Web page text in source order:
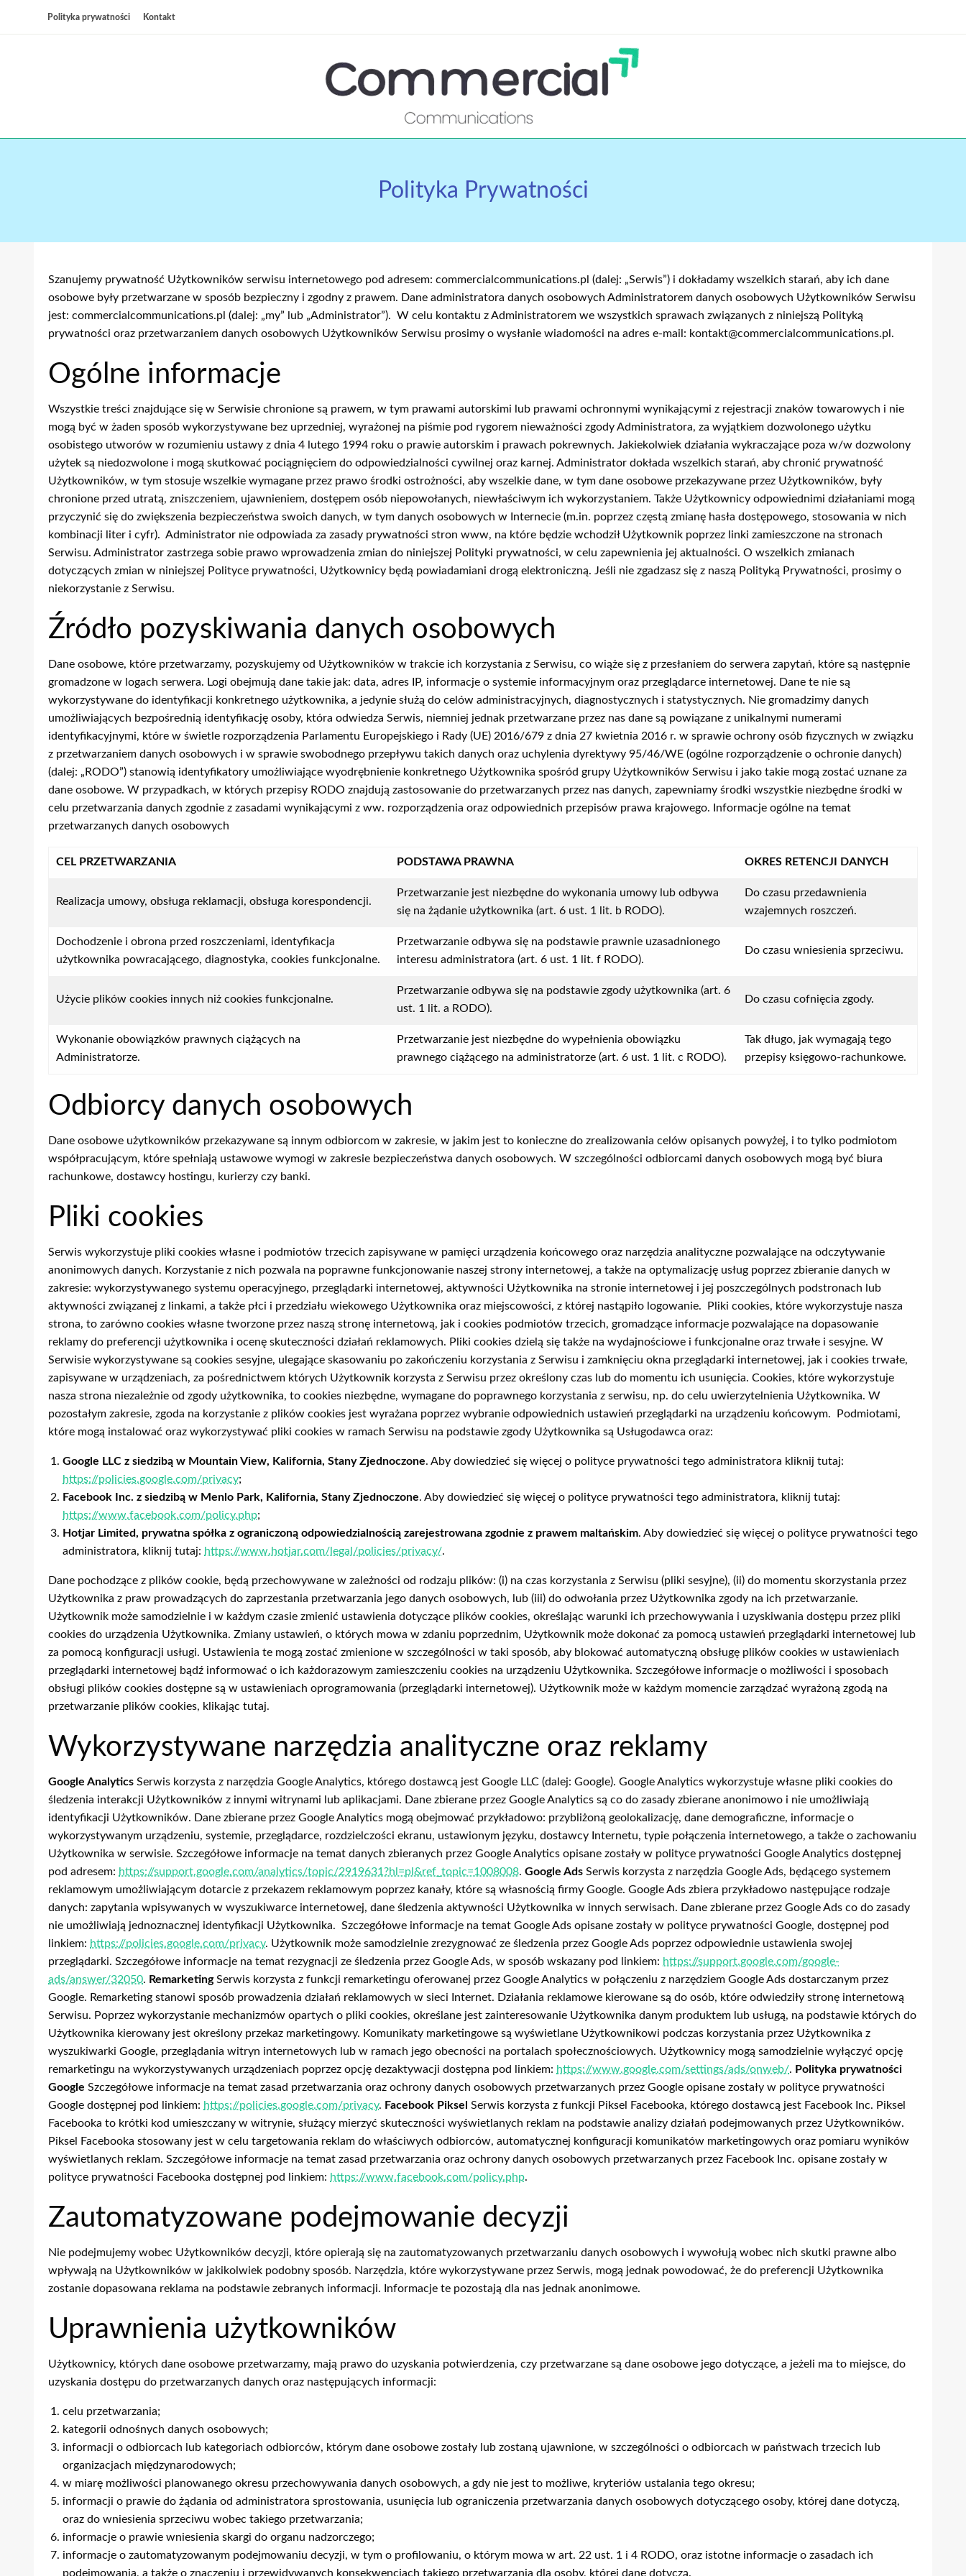
Polityka prywatności Kontakt
Wszystko o marketingu
Polityka Prywatności
Szanujemy prywatność Użytkowników serwisu internetowego pod adresem: commercialcommunications.pl (dalej: „Serwis”) i dokładamy wszelkich starań, aby ich dane
osobowe były przetwarzane w sposób bezpieczny i zgodny z prawem. Dane administratora danych osobowych Administratorem danych osobowych Użytkowników Serwisu
jest: commercialcommunications.pl (dalej: „my” lub „Administrator”). W celu kontaktu z Administratorem we wszystkich sprawach związanych z niniejszą Polityką
prywatności oraz przetwarzaniem danych osobowych Użytkowników Serwisu prosimy o wysłanie wiadomości na adres e-mail: kontakt@commercialcommunications.pl .
Ogólne informacje
Wszystkie treści znajdujące się w Serwisie chronione są prawem, w tym prawami autorskimi lub prawami ochronnymi wynikającymi z rejestracji znaków towarowych i nie
mogą być w żaden sposób wykorzystywane bez uprzedniej, wyrażonej na piśmie pod rygorem nieważności zgody Administratora, za wyjątkiem dozwolonego użytku
osobistego utworów w rozumieniu ustawy z dnia 4 lutego 1994 roku o prawie autorskim i prawach pokrewnych. Jakiekolwiek działania wykraczające poza w/w dozwolony
użytek są niedozwolone i mogą skutkować pociągnięciem do odpowiedzialności cywilnej oraz karnej. Administrator dokłada wszelkich starań, aby chronić prywatność
Użytkowników, w tym stosuje wszelkie wymagane przez prawo środki ostrożności, aby wszelkie dane, w tym dane osobowe przekazywane przez Użytkowników, były
chronione przed utratą, zniszczeniem, ujawnieniem, dostępem osób niepowołanych, niewłaściwym ich wykorzystaniem. Także Użytkownicy odpowiednimi działaniami mogą
przyczynić się do zwiększenia bezpieczeństwa swoich danych, w tym danych osobowych w Internecie (m.in. poprzez częstą zmianę hasła dostępowego, stosowania w nich
kombinacji liter i cyfr). Administrator nie odpowiada za zasady prywatności stron www, na które będzie wchodził Użytkownik poprzez linki zamieszczone na stronach
Serwisu. Administrator zastrzega sobie prawo wprowadzenia zmian do niniejszej Polityki prywatności, w celu zapewnienia jej aktualności. O wszelkich zmianach
dotyczących zmian w niniejszej Polityce prywatności, Użytkownicy będą powiadamiani drogą elektroniczną. Jeśli nie zgadzasz się z naszą Polityką Prywatności, prosimy o
niekorzystanie z Serwisu.
Źródło pozyskiwania danych osobowych
Dane osobowe, które przetwarzamy, pozyskujemy od Użytkowników w trakcie ich korzystania z Serwisu, co wiąże się z przesłaniem do serwera zapytań, które są następnie
gromadzone w logach serwera. Logi obejmują dane takie jak: data, adres IP, informacje o systemie informacyjnym oraz przeglądarce internetowej. Dane te nie są
wykorzystywane do identyfikacji konkretnego użytkownika, a jedynie służą do celów administracyjnych, diagnostycznych i statystycznych. Nie gromadzimy danych
umożliwiających bezpośrednią identyfikację osoby, która odwiedza Serwis, niemniej jednak przetwarzane przez nas dane są powiązane z unikalnymi numerami
identyfikacyjnymi, które w świetle rozporządzenia Parlamentu Europejskiego i Rady (UE) 2016/679 z dnia 27 kwietnia 2016 r. w sprawie ochrony osób fizycznych w związku
z przetwarzaniem danych osobowych i w sprawie swobodnego przepływu takich danych oraz uchylenia dyrektywy 95/46/WE (ogólne rozporządzenie o ochronie danych)
(dalej: „RODO”) stanowią identyfikatory umożliwiające wyodrębnienie konkretnego Użytkownika spośród grupy Użytkowników Serwisu i jako takie mogą zostać uznane za
dane osobowe. W przypadkach, w których przepisy RODO znajdują zastosowanie do przetwarzanych przez nas danych, zapewniamy środki wszystkie niezbędne środki w
celu przetwarzania danych zgodnie z zasadami wynikającymi z ww. rozporządzenia oraz odpowiednich przepisów prawa krajowego. Informacje ogólne na temat
przetwarzanych danych osobowych
CEL PRZETWARZANIA PODSTAWA PRAWNA OKRES RETENCJI DANYCH
Realizacja umowy, obsługa reklamacji, obsługa korespondencji.
Przetwarzanie jest niezbędne do wykonania umowy lub odbywa
się na żądanie użytkownika (art. 6 ust. 1 lit. b RODO).
Do czasu przedawnienia
wzajemnych roszczeń.
Dochodzenie i obrona przed roszczeniami, identyfikacja
użytkownika powracającego, diagnostyka, cookies funkcjonalne.
Przetwarzanie odbywa się na podstawie prawnie uzasadnionego
interesu administratora (art. 6 ust. 1 lit. f RODO).
Do czasu wniesienia sprzeciwu.
Użycie plików cookies innych niż cookies funkcjonalne.
Przetwarzanie odbywa się na podstawie zgody użytkownika (art. 6
ust. 1 lit. a RODO).
Do czasu cofnięcia zgody.
Wykonanie obowiązków prawnych ciążących na
Administratorze.
Przetwarzanie jest niezbędne do wypełnienia obowiązku
prawnego ciążącego na administratorze (art. 6 ust. 1 lit. c RODO).
Tak długo, jak wymagają tego
przepisy księgowo-rachunkowe.
Odbiorcy danych osobowych
Dane osobowe użytkowników przekazywane są innym odbiorcom w zakresie, w jakim jest to konieczne do zrealizowania celów opisanych powyżej, i to tylko podmiotom
współpracującym, które spełniają ustawowe wymogi w zakresie bezpieczeństwa danych osobowych. W szczególności odbiorcami danych osobowych mogą być biura
rachunkowe, dostawcy hostingu, kurierzy czy banki.
Pliki cookies
Serwis wykorzystuje pliki cookies własne i podmiotów trzecich zapisywane w pamięci urządzenia końcowego oraz narzędzia analityczne pozwalające na odczytywanie
anonimowych danych. Korzystanie z nich pozwala na poprawne funkcjonowanie naszej strony internetowej, a także na optymalizację usług poprzez zbieranie danych w
zakresie: wykorzystywanego systemu operacyjnego, przeglądarki internetowej, aktywności Użytkownika na stronie internetowej i jej poszczególnych podstronach lub
aktywności związanej z linkami, a także płci i przedziału wiekowego Użytkownika oraz miejscowości, z której nastąpiło logowanie. Pliki cookies, które wykorzystuje nasza
strona, to zarówno cookies własne tworzone przez naszą stronę internetową, jak i cookies podmiotów trzecich, gromadzące informacje pozwalające na dopasowanie
reklamy do preferencji użytkownika i ocenę skuteczności działań reklamowych. Pliki cookies dzielą się także na wydajnościowe i funkcjonalne oraz trwałe i sesyjne. W
Serwisie wykorzystywane są cookies sesyjne, ulegające skasowaniu po zakończeniu korzystania z Serwisu i zamknięciu okna przeglądarki internetowej, jak i cookies trwałe,
zapisywane w urządzeniach, za pośrednictwem których Użytkownik korzysta z Serwisu przez określony czas lub do momentu ich usunięcia. Cookies, które wykorzystuje
nasza strona niezależnie od zgody użytkownika, to cookies niezbędne, wymagane do poprawnego korzystania z serwisu, np. do celu uwierzytelnienia Użytkownika. W
pozostałym zakresie, zgoda na korzystanie z plików cookies jest wyrażana poprzez wybranie odpowiednich ustawień przeglądarki na urządzeniu końcowym. Podmiotami,
które mogą instalować oraz wykorzystywać pliki cookies w ramach Serwisu na podstawie zgody Użytkownika są Usługodawca oraz:
Google LLC z siedzibą w Mountain View, Kalifornia, Stany Zjednoczone. Aby dowiedzieć się więcej o polityce prywatności tego administratora kliknij tutaj:
https://policies.google.com/privacy;
Facebook Inc. z siedzibą w Menlo Park, Kalifornia, Stany Zjednoczone. Aby dowiedzieć się więcej o polityce prywatności tego administratora, kliknij tutaj:
https://www.facebook.com/policy.php;
Hotjar Limited, prywatna spółka z ograniczoną odpowiedzialnością zarejestrowana zgodnie z prawem maltańskim. Aby dowiedzieć się więcej o polityce prywatności tego
administratora, kliknij tutaj: https://www.hotjar.com/legal/policies/privacy/.
Dane pochodzące z plików cookie, będą przechowywane w zależności od rodzaju plików: (i) na czas korzystania z Serwisu (pliki sesyjne), (ii) do momentu skorzystania przez
Użytkownika z praw prowadzących do zaprzestania przetwarzania jego danych osobowych, lub (iii) do odwołania przez Użytkownika zgody na ich przetwarzanie.
Użytkownik może samodzielnie i w każdym czasie zmienić ustawienia dotyczące plików cookies, określając warunki ich przechowywania i uzyskiwania dostępu przez pliki
cookies do urządzenia Użytkownika. Zmiany ustawień, o których mowa w zdaniu poprzednim, Użytkownik może dokonać za pomocą ustawień przeglądarki internetowej lub
za pomocą konfiguracji usługi. Ustawienia te mogą zostać zmienione w szczególności w taki sposób, aby blokować automatyczną obsługę plików cookies w ustawieniach
przeglądarki internetowej bądź informować o ich każdorazowym zamieszczeniu cookies na urządzeniu Użytkownika. Szczegółowe informacje o możliwości i sposobach
obsługi plików cookies dostępne są w ustawieniach oprogramowania (przeglądarki internetowej). Użytkownik może w każdym momencie zarządzać wyrażoną zgodą na
przetwarzanie plików cookies, klikając tutaj.
Wykorzystywane narzędzia analityczne oraz reklamy
Google Analytics Serwis korzysta z narzędzia Google Analytics, którego dostawcą jest Google LLC (dalej: Google). Google Analytics wykorzystuje własne pliki cookies do
śledzenia interakcji Użytkowników z innymi witrynami lub aplikacjami. Dane zbierane przez Google Analytics są co do zasady zbierane anonimowo i nie umożliwiają
identyfikacji Użytkowników. Dane zbierane przez Google Analytics mogą obejmować przykładowo: przybliżoną geolokalizację, dane demograficzne, informacje o
wykorzystywanym urządzeniu, systemie, przeglądarce, rozdzielczości ekranu, ustawionym języku, dostawcy Internetu, typie połączenia internetowego, a także o zachowaniu
Użytkownika w serwisie. Szczegółowe informacje na temat danych zbieranych przez Google Analytics opisane zostały w polityce prywatności Google Analytics dostępnej
pod adresem: https://support.google.com/analytics/topic/2919631?hl=pl&ref_topic=1008008. Google Ads Serwis korzysta z narzędzia Google Ads, będącego systemem
reklamowym umożliwiającym dotarcie z przekazem reklamowym poprzez kanały, które są własnością firmy Google. Google Ads zbiera przykładowo następujące rodzaje
danych: zapytania wpisywanych w wyszukiwarce internetowej, dane śledzenia aktywności Użytkownika w innych serwisach. Dane zbierane przez Google Ads co do zasady
nie umożliwiają jednoznacznej identyfikacji Użytkownika. Szczegółowe informacje na temat Google Ads opisane zostały w polityce prywatności Google, dostępnej pod
linkiem: https://policies.google.com/privacy. Użytkownik może samodzielnie zrezygnować ze śledzenia przez Google Ads poprzez odpowiednie ustawienia swojej
przeglądarki. Szczegółowe informacje na temat rezygnacji ze śledzenia przez Google Ads, w sposób wskazany pod linkiem: https://support.google.com/google-
ads/answer/32050. RemarketingSerwis korzysta z funkcji remarketingu oferowanej przez Google Analytics w połączeniu z narzędziem Google Ads dostarczanym przez
Google. Remarketing stanowi sposób prowadzenia działań reklamowych w sieci Internet. Działania reklamowe kierowane są do osób, które odwiedziły stronę internetową
Serwisu. Poprzez wykorzystanie mechanizmów opartych o pliki cookies, określane jest zainteresowanie Użytkownika danym produktem lub usługą, na podstawie których do
Użytkownika kierowany jest określony przekaz marketingowy. Komunikaty marketingowe są wyświetlane Użytkownikowi podczas korzystania przez Użytkownika z
wyszukiwarki Google, przeglądania witryn internetowych lub w ramach jego obecności na portalach społecznościowych. Użytkownicy mogą samodzielnie wyłączyć opcję
remarketingu na wykorzystywanych urządzeniach poprzez opcję dezaktywacji dostępna pod linkiem: https://www.google.com/settings/ads/onweb/. Polityka prywatności
Google Szczegółowe informacje na temat zasad przetwarzania oraz ochrony danych osobowych przetwarzanych przez Google opisane zostały w polityce prywatności
Google dostępnej pod linkiem: https://policies.google.com/privacy. Facebook Piksel Serwis korzysta z funkcji Piksel Facebooka, którego dostawcą jest Facebook Inc. Piksel
Facebooka to krótki kod umieszczany w witrynie, służący mierzyć skuteczności wyświetlanych reklam na podstawie analizy działań podejmowanych przez Użytkowników.
Piksel Facebooka stosowany jest w celu targetowania reklam do właściwych odbiorców, automatycznej konfiguracji komunikatów marketingowych oraz pomiaru wyników
wyświetlanych reklam. Szczegółowe informacje na temat zasad przetwarzania oraz ochrony danych osobowych przetwarzanych przez Facebook Inc. opisane zostały w
polityce prywatności Facebooka dostępnej pod linkiem: https://www.facebook.com/policy.php.
Zautomatyzowane podejmowanie decyzji
Nie podejmujemy wobec Użytkowników decyzji, które opierają się na zautomatyzowanych przetwarzaniu danych osobowych i wywołują wobec nich skutki prawne albo
wpływają na Użytkowników w jakikolwiek podobny sposób. Narzędzia, które wykorzystywane przez Serwis, mogą jednak powodować, że do preferencji Użytkownika
zostanie dopasowana reklama na podstawie zebranych informacji. Informacje te pozostają dla nas jednak anonimowe.
Uprawnienia użytkowników
Użytkownicy, których dane osobowe przetwarzamy, mają prawo do uzyskania potwierdzenia, czy przetwarzane są dane osobowe jego dotyczące, a jeżeli ma to miejsce, do
uzyskania dostępu do przetwarzanych danych oraz następujących informacji:
celu przetwarzania;
kategorii odnośnych danych osobowych;
informacji o odbiorcach lub kategoriach odbiorców, którym dane osobowe zostały lub zostaną ujawnione, w szczególności o odbiorcach w państwach trzecich lub
organizacjach międzynarodowych;
w miarę możliwości planowanego okresu przechowywania danych osobowych, a gdy nie jest to możliwe, kryteriów ustalania tego okresu;
informacji o prawie do żądania od administratora sprostowania, usunięcia lub ograniczenia przetwarzania danych osobowych dotyczącego osoby, której dane dotyczą,
oraz do wniesienia sprzeciwu wobec takiego przetwarzania;
informacje o prawie wniesienia skargi do organu nadzorczego;
informacje o zautomatyzowanym podejmowaniu decyzji, w tym o profilowaniu, o którym mowa w art. 22 ust. 1 i 4 RODO, oraz istotne informacje o zasadach ich
podejmowania, a także o znaczeniu i przewidywanych konsekwencjach takiego przetwarzania dla osoby, której dane dotyczą.